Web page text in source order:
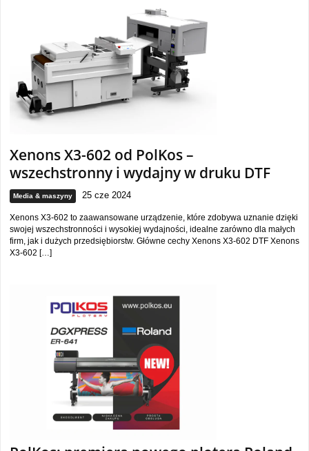
Xenons X3-602 od PolKos –
wszechstronny i wydajny w druku DTF
Media & maszyny 25 cze 2024
Xenons X3-602 to zaawansowane urządzenie, które zdobywa uznanie dzięki
swojej wszechstronności i wysokiej wydajności, idealne zarówno dla małych
firm, jak i dużych przedsiębiorstw. Główne cechy Xenons X3-602 DTF Xenons
X3-602 […]